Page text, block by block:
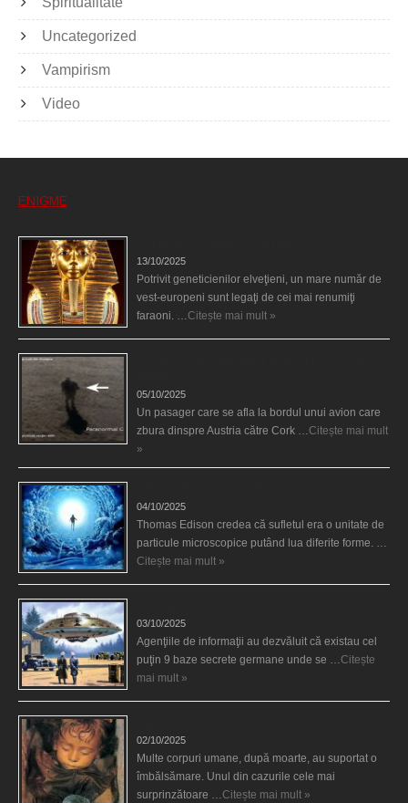
Uncategorized
Vampirism
Video
ENIGME
13/10/2025
Potrivit geneticienilor elveţieni, un mare număr de
vest-europeni sunt legaţi de cei mai renumiţi
faraoni. …Citește mai mult »
05/10/2025
Un pasager care se afla la bordul unui avion care
zbura dinspre Austria către Cork …Citește mai mult
»
04/10/2025
Thomas Edison credea că sufletul era o unitate de
particule microscopice putând lua diferite forme. …
Citește mai mult »
03/10/2025
Agenţiile de informaţii au dezvăluit că existau cel
puţin 9 baze secrete germane unde se …Citește
mai mult »
02/10/2025
Multe corpuri umane, după moarte, au suportat o
îmbălsămare. Unul din cazurile cele mai
surprinzătoare …Citește mai mult »